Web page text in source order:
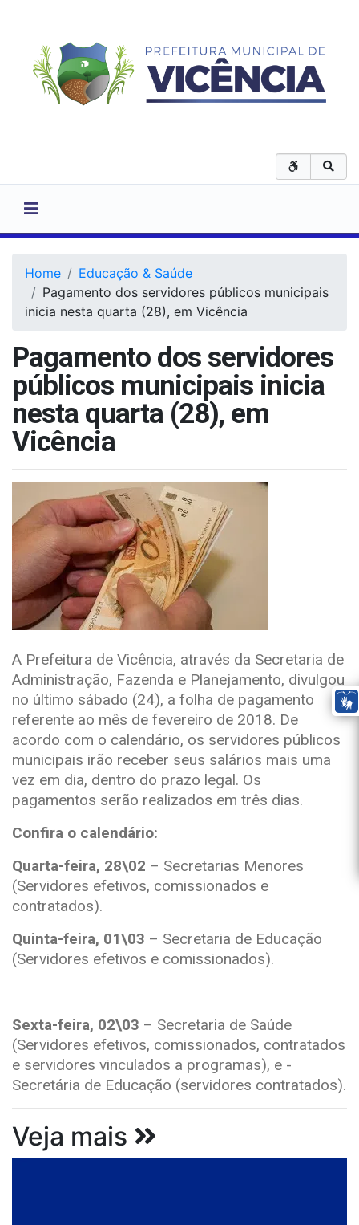
Home
Educação & Saúde
Pagamento dos servidores públicos municipais
inicia nesta quarta (28), em Vicência
Pagamento dos servidores
públicos municipais inicia
nesta quarta (28), em
Vicência
A Prefeitura de Vicência, através da Secretaria de
Administração, Fazenda e Planejamento, divulgou
no último sábado (24), a folha de pagamento
referente ao mês de fevereiro de 2018. De
acordo com o calendário, os servidores públicos
municipais irão receber seus salários mais uma
vez em dia, dentro do prazo legal. Os
pagamentos serão realizados em três dias.
Confira o calendário:
Quarta-feira, 28\02 – Secretarias Menores
(Servidores efetivos, comissionados e
contratados).
Quinta-feira, 01\03 – Secretaria de Educação
(Servidores efetivos e comissionados).
Sexta-feira, 02\03 – Secretaria de Saúde
(Servidores efetivos, comissionados, contratados
e servidores vinculados a programas), e ­­­­­­­­­­­­­­­­­
Secretária de Educação (servidores contratados).
Veja mais